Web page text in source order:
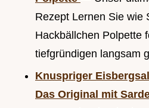
Rezept Lernen Sie wie
Hackbällchen Polpette
tiefgründigen langsam
Knuspriger
Das Original mit